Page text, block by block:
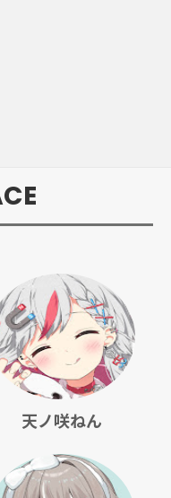
天ノ咲ねん